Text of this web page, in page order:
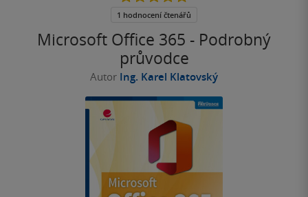
Microsoft Office 365 - Podrobný
průvodce
Autor Ing. Karel Klatovský
5
1 hodnocení čtenářů